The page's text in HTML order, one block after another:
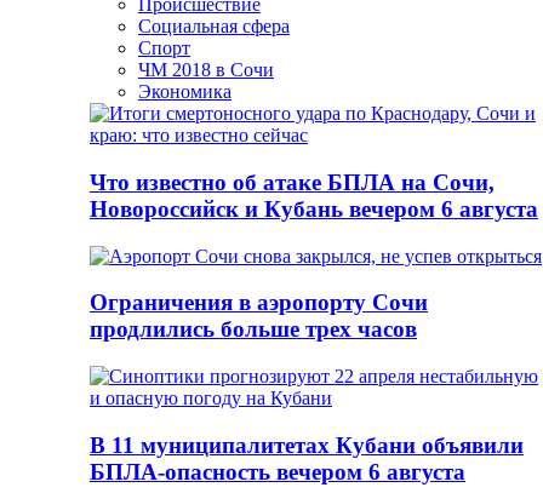
Происшествие
Социальная сфера
Спорт
ЧМ 2018 в Сочи
Экономика
Что известно об атаке БПЛА на Сочи,
Новороссийск и Кубань вечером 6 августа
Ограничения в аэропорту Сочи
продлились больше трех часов
В 11 муниципалитетах Кубани объявили
БПЛА-опасность вечером 6 августа